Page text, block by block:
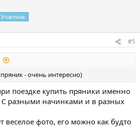
Участник
#5
- очень интересно)
поездке купить пряники именно
С разными начинками и в разных
веселое фото, его можно как будто